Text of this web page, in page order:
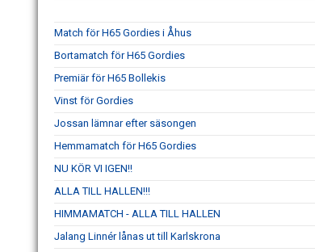
Match för H65 Gordies i Åhus
Bortamatch för H65 Gordies
Premiär för H65 Bollekis
Vinst för Gordies
Jossan lämnar efter säsongen
Hemmamatch för H65 Gordies
NU KÖR VI IGEN!!
ALLA TILL HALLEN!!!
HIMMAMATCH - ALLA TILL HALLEN
Jalang Linnér lånas ut till Karlskrona